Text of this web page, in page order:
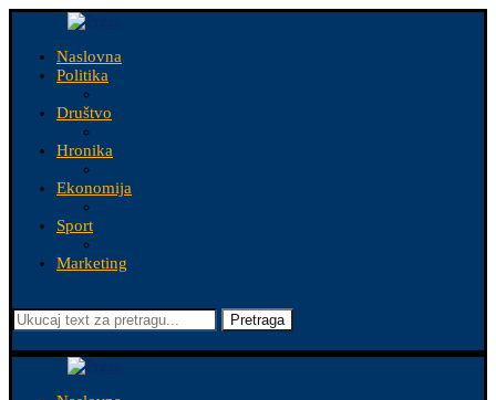
Naslovna
Politika
Društvo
Hronika
Ekonomija
Sport
Marketing
Pretraga